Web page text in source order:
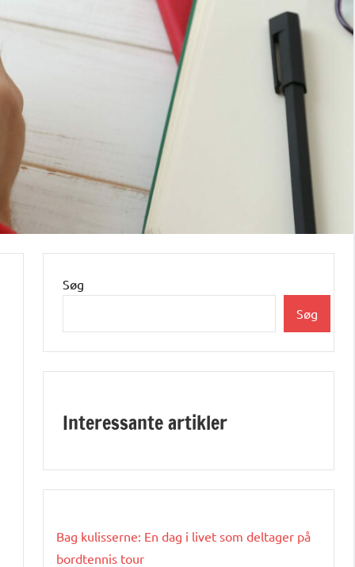
Søg
Søg
Interessante artikler
Bag kulisserne: En dag i livet som deltager på
bordtennis tour